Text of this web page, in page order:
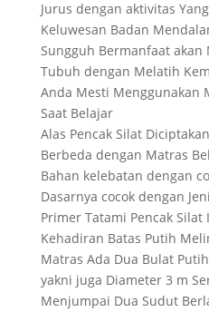
Jurus dengan aktivitas
Keluwesan Badan
Sungguh Bermanfaat akan
Tubuh dengan Melatih
Anda Mesti Menggunakan
Saat Belajar
Alas Pencak Silat
Berbeda dengan Matras
Bahan kelebatan dengan
Dasarnya cocok dengan
Primer Tatami Pencak
Kehadiran Batas Putih
Matras Ada Dua Bulat
yakni juga Diameter 3 m
Menjumpai Dua Sudut